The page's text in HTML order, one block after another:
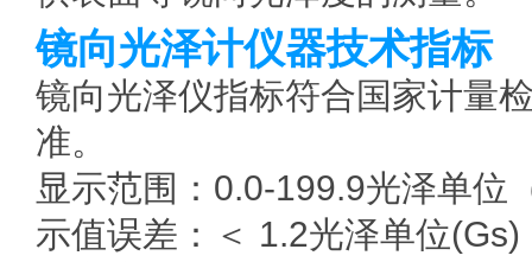
镜向光泽计仪器技术指标
镜向光泽仪指标符合国家计量
准。
显示范围：0.0-199.9光泽单位
示值误差：＜ 1.2光泽单位(Gs)